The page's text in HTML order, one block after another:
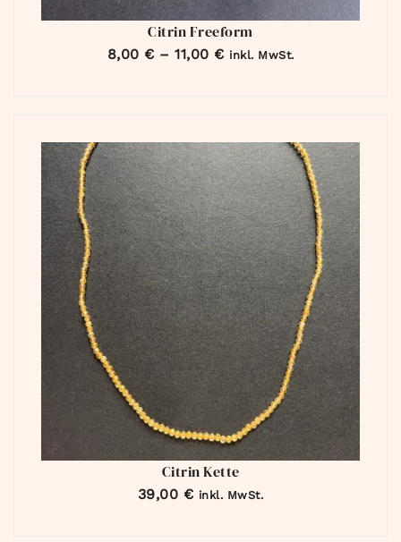
Citrin Freeform
8,00 € – 11,00 € inkl. MwSt.
Citrin Kette
39,00 € inkl. MwSt.